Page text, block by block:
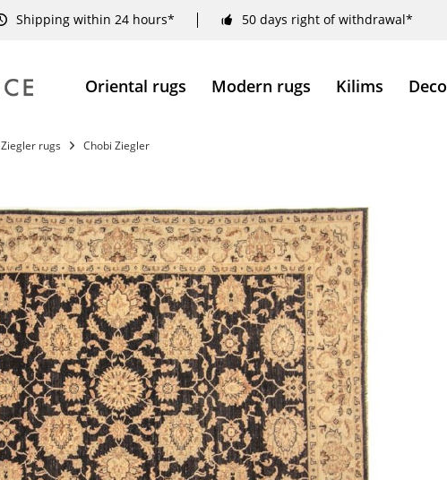
Shipping within 24 hours* 50 days right of withdrawal*
Oriental rugs Modern rugs Kilims Deco
Ziegler rugs Chobi Ziegler